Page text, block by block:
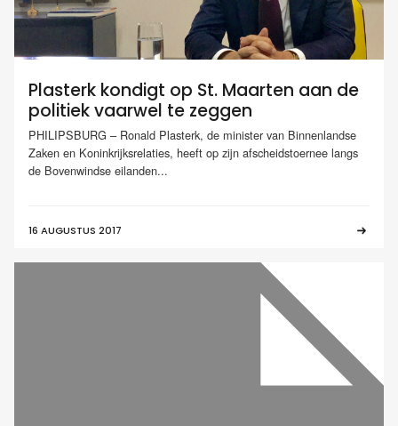
Plasterk kondigt op St. Maarten aan de
politiek vaarwel te zeggen
PHILIPSBURG – Ronald Plasterk, de minister van Binnenlandse
Zaken en Koninkrijksrelaties, heeft op zijn afscheidstoernee langs
de Bovenwindse eilanden...
16 AUGUSTUS 2017